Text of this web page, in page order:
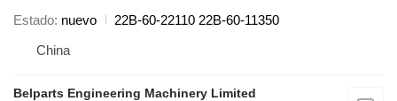
Estado nuevo
22B-60-22110 22B-60-11350
China
Belparts Engineering Machinery Limited